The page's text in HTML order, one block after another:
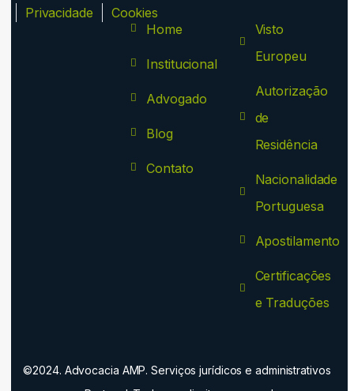
Privacidade Cookies
Home
Institucional
Advogado
Blog
Contato
Visto
Europeu
Autorização
de
Residência
Nacionalidade
Portuguesa
Apostilamento
Certificações
e Traduções
©2024. Advocacia AMP. Serviços jurídicos e administrativos